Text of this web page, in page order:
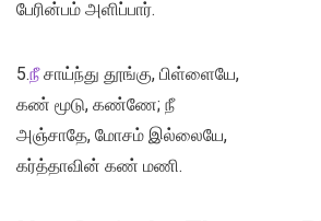
பேரின்பம் அளிப்பார்.
5.நீசாய்ந்து தூங்கு, பிள்ளையே,
கண் மூடு, கண்ணே; நீ
அஞ்சாதே, மோசம் இல்லையே,
கர்த்தாவின் கண் மணி.